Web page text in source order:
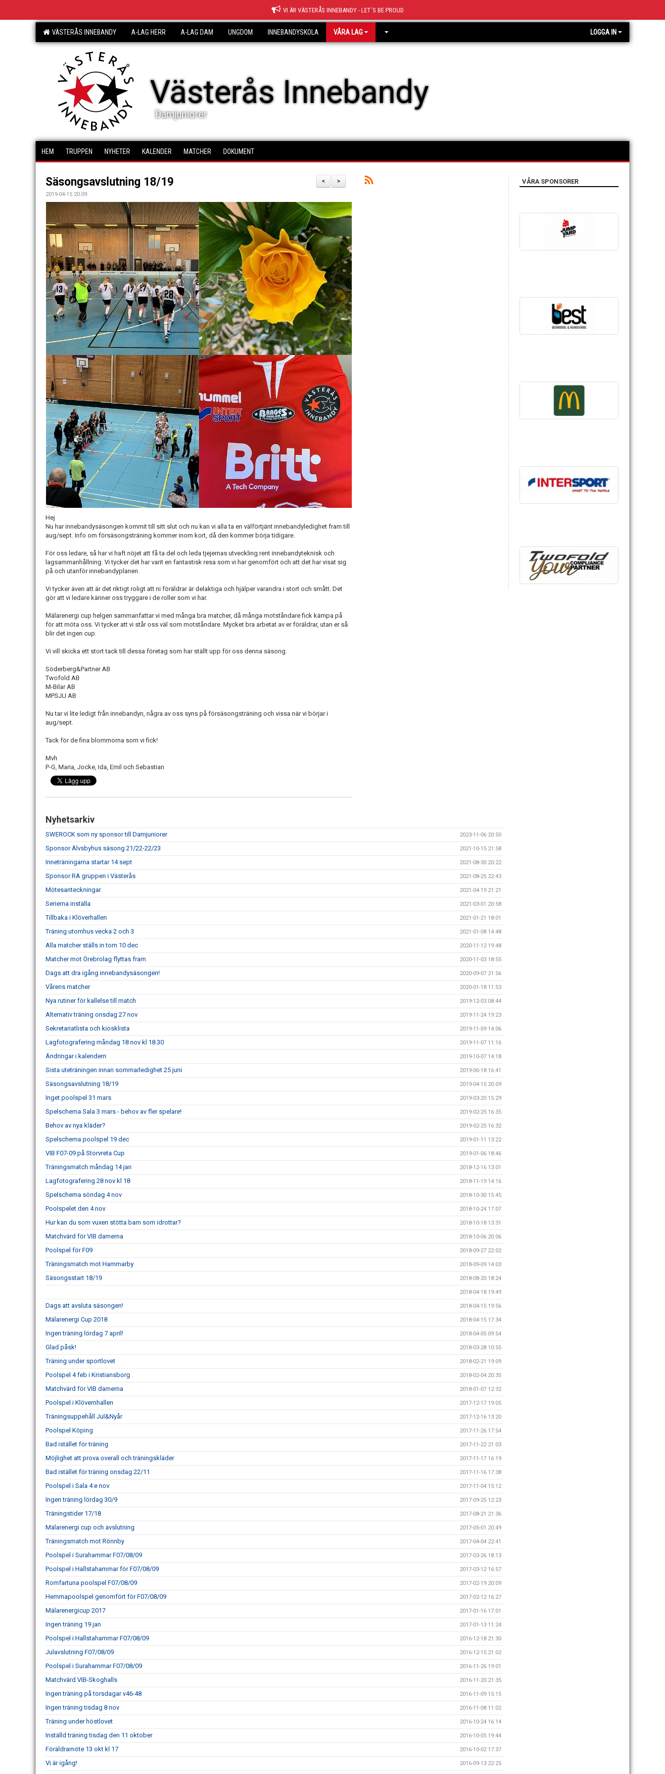
VI ÄR VÄSTERÅS INNEBANDY - LET´S BE PROUD
VÄSTERÅS INNEBANDY A-LAG HERR A-LAG DAM UNGDOM INNEBANDYSKOLA VÅRA LAG LOGGA IN
Västerås Innebandy
Damjuniorer
HEM TRUPPEN NYHETER KALENDER MATCHER DOKUMENT
>
<
Säsongsavslutning 18/19
2019-04-15 20:09
Hej
Nu har innebandysäsongen kommit till sitt slut och nu kan vi alla ta en välförtjänt innebandyledighet fram till
aug/sept. Info om försäsongsträning kommer inom kort, då den kommer börja tidigare.
För oss ledare, så har vi haft nöjet att få ta del och leda tjejernas utveckling rent innebandyteknisk och
lagsammanhållning. Vi tycker det har varit en fantastisk resa som vi har genomfört och att det har visat sig
på och utanför innebandyplanen.
Vi tycker även att är det riktigt roligt att ni föräldrar är delaktiga och hjälper varandra i stort och smått. Det
gör att vi ledare känner oss tryggare i de roller som vi har.
Mälarenergi cup helgen sammanfattar vi med många bra matcher, då många motståndare fick kämpa på
för att möta oss. Vi tycker att vi står oss väl som motståndare. Mycket bra arbetat av er föräldrar, utan er så
blir det ingen cup.
Vi vill skicka ett stort tack till dessa företag som har ställt upp för oss denna säsong.
Söderberg&Partner AB
Twofold AB
M-Bilar AB
MPSJU AB
Nu tar vi lite ledigt från innebandyn, några av oss syns på försäsongsträning och vissa när vi börjar i
aug/sept.
Tack för de fina blommorna som vi fick!
Mvh
P-G, Maria, Jocke, Ida, Emil och Sebastian
Nyhetsarkiv
SWEROCK som ny sponsor till Damjuniorer 2023-11-06 20:50
Sponsor Älvsbyhus säsong 21/22-22/23 2021-10-15 21:58
Inneträningarna startar 14 sept 2021-08-30 20:22
Sponsor RA gruppen i Västerås 2021-08-25 22:43
Mötesanteckningar 2021-04-19 21:21
Serierna inställa 2021-03-01 20:58
Tillbaka i Klöverhallen 2021-01-21 18:01
Träning utomhus vecka 2 och 3 2021-01-08 14:48
Alla matcher ställs in tom 10 dec 2020-11-12 19:48
Matcher mot Örebrolag flyttas fram 2020-11-03 18:55
Dags att dra igång innebandysäsongen! 2020-09-07 21:56
Vårens matcher 2020-01-18 11:53
Nya rutiner för kallelse till match 2019-12-03 08:44
Alternativ träning onsdag 27 nov 2019-11-24 19:23
Sekretariatlista och kiosklista 2019-11-09 14:06
Lagfotografering måndag 18 nov kl 18.30 2019-11-07 11:16
Ändringar i kalendern 2019-10-07 14:18
Sista uteträningen innan sommarledighet 25 juni 2019-06-18 16:41
Säsongsavslutning 18/19 2019-04-15 20:09
Inget poolspel 31 mars 2019-03-20 15:29
Spelschema Sala 3 mars - behov av fler spelare! 2019-02-25 16:35
Behov av nya kläder? 2019-02-25 16:32
Spelschema poolspel 19 dec 2019-01-11 13:22
VIB F07-09 på Storvreta Cup 2019-01-06 18:46
Träningsmatch måndag 14 jan 2018-12-16 13:01
Lagfotografering 28 nov kl 18 2018-11-19 14:16
Spelschema söndag 4 nov 2018-10-30 15:45
Poolspelet den 4 nov 2018-10-24 17:07
Hur kan du som vuxen stötta barn som idrottar? 2018-10-18 13:31
Matchvärd för VIB damerna 2018-10-06 20:06
Poolspel för F09 2018-09-27 22:02
Träningsmatch mot Hammarby 2018-09-09 14:03
Säsongsstart 18/19 2018-08-20 18:24
2018-04-18 19:49
Dags att avsluta säsongen! 2018-04-15 19:56
Mälarenergi Cup 2018 2018-04-15 17:34
Ingen träning lördag 7 april! 2018-04-05 09:54
Glad påsk! 2018-03-28 10:55
Träning under sportlovet 2018-02-21 19:09
Poolspel 4 feb i Kristiansborg 2018-02-04 20:35
Matchvärd för VIB damerna 2018-01-07 12:32
Poolspel i Klövernhallen 2017-12-17 19:05
Träningsuppehåll Jul&Nyår 2017-12-16 13:20
Poolspel Köping 2017-11-26 17:54
Bad istället för träning 2017-11-22 21:03
Möjlighet att prova overall och träningskläder 2017-11-17 16:19
Bad istället för träning onsdag 22/11 2017-11-16 17:38
Poolspel i Sala 4:e nov 2017-11-04 15:12
Ingen träning lördag 30/9 2017-09-25 12:23
Träningstider 17/18 2017-08-21 21:36
Mälarenergi cup och avslutning 2017-05-01 20:49
Träningsmatch mot Rönnby 2017-04-04 22:41
Poolspel i Surahammar F07/08/09 2017-03-26 18:13
Poolspel i Hallstahammar för F07/08/09 2017-03-12 16:57
Romfartuna poolspel F07/08/09 2017-02-19 20:09
Hemmapoolspel genomfört för F07/08/09 2017-02-12 16:27
Mälarenergicup 2017 2017-01-16 17:01
Ingen träning 19 jan 2017-01-13 11:24
Poolspel i Hallstahammar F07/08/09 2016-12-18 21:30
Julavslutning F07/08/09 2016-12-15 21:02
Poolspel i Surahammar F07/08/09 2016-11-26 19:01
Matchvärd VIB-Skoghalls 2016-11-20 21:35
Ingen träning på torsdagar v46-48 2016-11-09 15:15
Ingen träning tisdag 8 nov 2016-11-08 11:02
Träning under höstlovet 2016-10-24 16:14
Inställd träning tisdag den 11 oktober 2016-10-05 19:44
Föräldramöte 13 okt kl 17 2016-10-02 17:37
Vi är igång! 2016-09-13 22:25
VÅRA SPONSORER